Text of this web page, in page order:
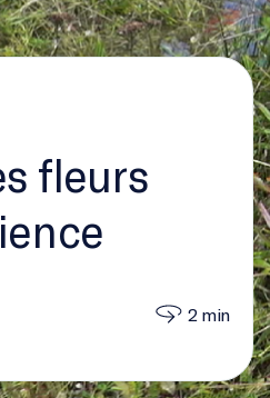
fleurs
2 min